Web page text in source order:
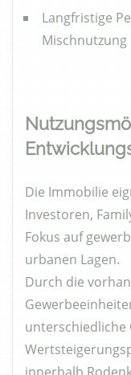
Langfristige
Mischnutzung
Die Immobilie
Investoren,
Fokus auf
urbanen Lagen.
Durch die